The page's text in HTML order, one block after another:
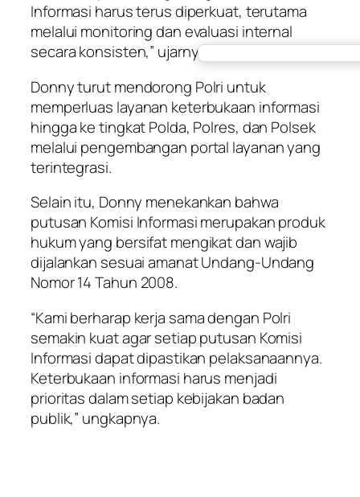
Informasi harus terus diperkuat, terutama
melalui monitoring dan evaluasi internal
secara konsisten,” ujarnya.
Donny turut mendorong Polri untuk
memperluas layanan keterbukaan informasi
hingga ke tingkat Polda, Polres, dan Polsek
melalui pengembangan portal layanan yang
terintegrasi.
Selain itu, Donny menekankan bahwa
putusan Komisi Informasi merupakan produk
hukum yang bersifat mengikat dan wajib
dijalankan sesuai amanat Undang-Undang
Nomor 14 Tahun 2008.
“Kami berharap kerja sama dengan Polri
semakin kuat agar setiap putusan Komisi
Informasi dapat dipastikan pelaksanaannya.
Keterbukaan informasi harus menjadi
prioritas dalam setiap kebijakan badan
publik,” ungkapnya.